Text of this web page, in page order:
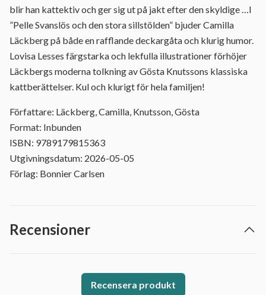
blir han kattektiv och ger sig ut på jakt efter den skyldige …I
”Pelle Svanslös och den stora sillstölden” bjuder Camilla
Läckberg på både en rafflande deckargåta och klurig humor.
Lovisa Lesses färgstarka och lekfulla illustrationer förhöjer
Läckbergs moderna tolkning av Gösta Knutssons klassiska
kattberättelser. Kul och klurigt för hela familjen!
Författare: Läckberg, Camilla, Knutsson, Gösta
Format: Inbunden
ISBN: 9789179815363
Utgivningsdatum: 2026-05-05
Förlag: Bonnier Carlsen
Recensioner
Recensera produkt